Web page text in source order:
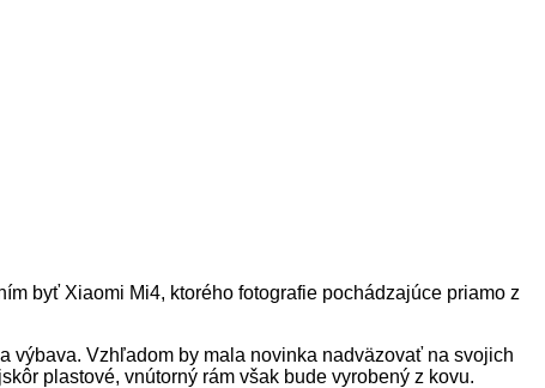
byť Xiaomi Mi4, ktorého fotografie pochádzajúce priamo z
výbava. Vzhľadom by mala novinka nadväzovať na svojich
plastové, vnútorný rám však bude vyrobený z kovu.